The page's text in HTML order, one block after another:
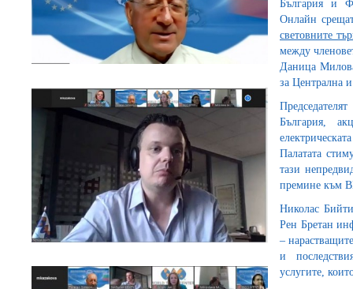
България и
Онлайн
световните
между
Даница
за Централна
България,
Палатата
тази
премине към
Николас
Рен Бретан
–
и
услугите,